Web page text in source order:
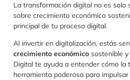
La transformación digital no es solo
sobre crecimiento económico
principal de tu proceso digital.
Al invertir en digitalización, estás
crecimiento económicosostenible y
Digital te ayuda a entender cómo la
herramienta poderosa para